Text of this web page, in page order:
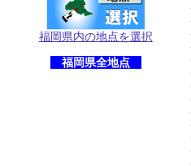
福岡県内の地点を選択
福岡県全地点